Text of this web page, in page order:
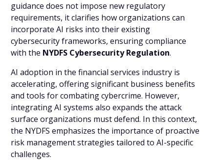
guidance does not impose new regulatory
requirements, it clarifies how organizations can
incorporate AI risks into their existing
cybersecurity frameworks, ensuring compliance
with the NYDFS Cybersecurity Regulation.
AI adoption in the financial services industry is
accelerating, offering significant business benefits
and tools for combating cybercrime. However,
integrating AI systems also expands the attack
surface organizations must defend. In this context,
the NYDFS emphasizes the importance of proactive
risk management strategies tailored to AI-specific
challenges.